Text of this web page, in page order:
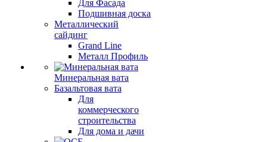
Для Фасада
Подшивная доска
Металлический
сайдинг
Grand Line
Металл Профиль
Минеральная вата
Базальтовая вата
Для
коммерческого
строительства
Для дома и дачи